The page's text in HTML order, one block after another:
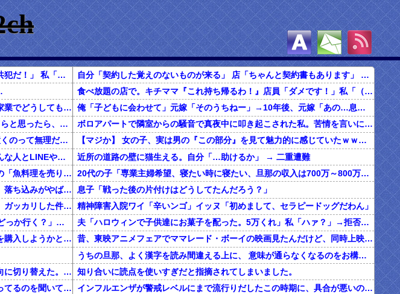
友人がやらかした。友人旦那「なぜ止めなかった！お前も共犯だ！」 私「えぇ…」 → フルボッコ
私はとにかく昔から細かい作業や事務作業が苦手。遠縁の家業でどうしても経理がいないからと短期でパートをすることになった。
隣が子供も2人いて習い事も共働きのくせにいくつかさせてらと思ったら、最近新車に乗り換えてやんの。「なんの職業ですか？」→ムカついて聞いたら…
春から小学生なんだけど、6畳のリビングに子供の勉強机置くのって無理だよね
私は上京してきて、１人暮らしが心細かった。夜な夜な色んな人とLINEや電話してたが、生活に慣れて電話を放置していたら・・・
一緒に旅行しようって予定を立ててる時、泊まり先は相手の「魚料理を売りにしてるこの旅館にしよう！」でほぼ即決→いざ現地で夕食の時間になってみると！？
彼女に「別れよう、もうやっていけない」と言われてまい、落ち込みがやばい←報告者がきもすぎたｗｗｗｗｗ
彼「クリスマスに店予約しといたよ」楽しみにしてたのに、ガッカリした件ｗｗｗｗｗ
俺「バイト何時まで？迎え行くよ」彼女「18時まで」俺「どっか行く？」彼女「まっすぐ帰る」俺「りょーかい、まっすぐ帰ってモンハンすっか」いざ迎えに...
還暦を過ぎた独身の姉から某田舎町のリゾートマンションを購入しようかと思うと相談された
不倫した嫁と再構築の道を選ぶもフラバが酷くて離婚の方向に切り替えた。しかし親まで召喚して抵抗する嫁を見てるうちに「俺もすればいいじゃん」という結...
旦那が電話で義両親に私の杖を「貸してあげるよー」と言ってるのを聞いてしまった
自分「契約した覚えのないものが来る」 店「ちゃんと契約書もあります」 → 旦那と確認した結果…
食べ放題の店で。キチママ『これ持ち帰るわ！』店員「ダメです！」私「（セコママだ！）」キチ『食べ放題だし持ち帰っても一緒よ！』 → すると突然...
俺「子どもに会わせて」元嫁「そのうちねー」→10年後、元嫁「あの…息子が…」
ボロアパートで隣室からの騒音で真夜中に叩き起こされた私。苦情を言いに行くと、DQNがビクビク震えながら一言ｗｗｗ
【マジか】 女の子、実は男の『この部分』を見て魅力的に感じていたｗｗｗｗｗｗｗｗ
近所の道路の壁に猫生える。自分「…助けるか」 → 二重遭難
20代の子「専業主婦希望、寝たい時に寝たい、旦那の収入は700万～800万ぐらい。友達とランチ、ヨガ、エステ」→結果…
息子「戦った後の片付けはどうしてたんだろう？」
精神障害入院ワイ「辛いンゴ」イッヌ「初めまして、セラピードッグだわん」
夫「ハロウィンで子供達にお菓子を配った。5万くれ」私「ハァ？」→拒否したら離婚しようと言われ...
昔、東映アニメフェアでママレード・ボーイの映画見たんだけど、同時上映がスラムダンクとドラゴンボールだったんだよな。
うちの旦那、よく漢字を読み間違える上に、 意味が通らなくなるのをお構いなしにそのまま無理やり読もうとする。
知り合いに読点を使いすぎだと指摘されてしまいました。
インフルエンザが警戒レベルにまで流行りだしたこの時期に、具合が悪いのに頑なに病院に行こうとしない同居の義姉。